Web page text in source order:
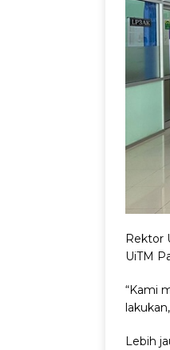
Rektor
UiTM
“Kami
Lebih